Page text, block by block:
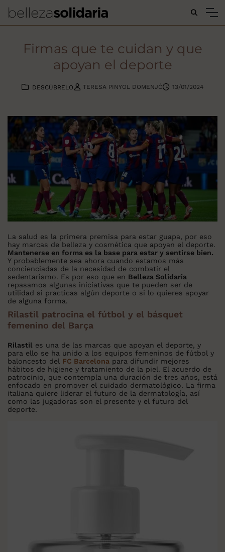
Buscar...
Firmas que te cuidan y que
apoyan el deporte
DESCÚBRELO TERESA PINYOL DOMENJÓ 13/01/2024
La salud es la primera premisa para estar guapa, por eso
hay marcas de belleza y cosmética que apoyan el deporte.
Mantenerse en forma es la base para estar y sentirse bien.
Y probablemente sea ahora cuando estamos más
concienciadas de la necesidad de combatir el
sedentarismo. Es por eso que en Belleza Solidaria
repasamos algunas iniciativas que te pueden ser de
utilidad si practicas algún deporte o si lo quieres apoyar
de alguna forma.
Rilastil patrocina el fútbol y el básquet
femenino del Barça
Rilastil es una de las marcas que apoyan el deporte, y
para ello se ha unido a los equipos femeninos de fútbol y
baloncesto del FC Barcelona para difundir mejores
hábitos de higiene y tratamiento de la piel. El acuerdo de
patrocinio, que contempla una duración de tres años, está
enfocado en promover el cuidado dermatológico. La firma
italiana quiere liderar el futuro de la dermatología, así
como las jugadoras son el presente y el futuro del
deporte.